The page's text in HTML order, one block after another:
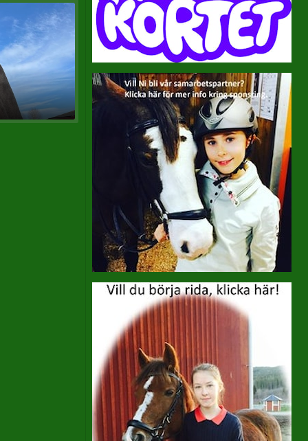
Ridinstruktörer
Frånvaroanmälan
Drop-in ridning
Specialgrupper
Teori
Utbildningsplan
Terminsplaneringar
Hästar
Ponnyer
Stallvärdar
Mulle & Lilleskutt